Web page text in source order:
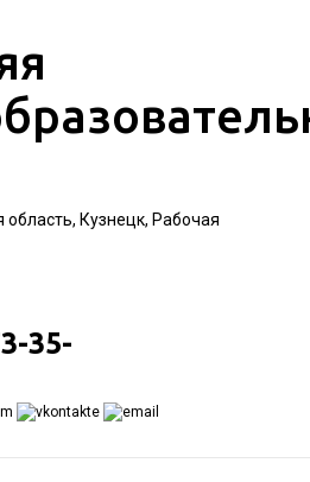
область, Кузнецк, Рабочая
35-